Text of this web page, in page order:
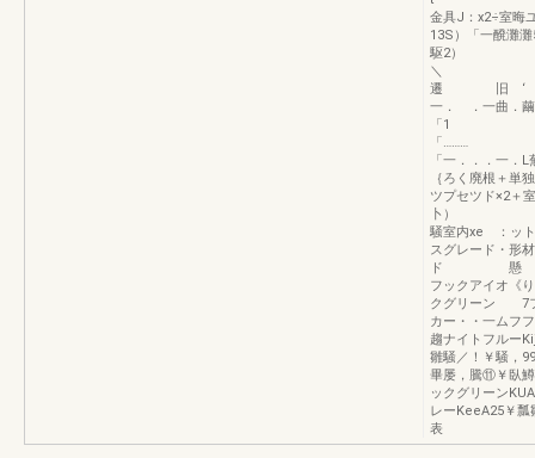
金具J：x2÷室晦
13S）「一醗灘
駆2）
遷 旧 ‘ ・
一． ．一曲．
「1
「一．．．一．
｛ろく廃根＋単
ツプセツド×2＋
騒室内xe ：ット
スグレード
ド 懸 格識整
フックアイオ《
クグリーン 7フ
カー・・一ムフ
趨ナイトフルー
雛騒／！￥騒，
畢屡，騰⑪￥臥
ックグリーン
レーKeeA25￥
表